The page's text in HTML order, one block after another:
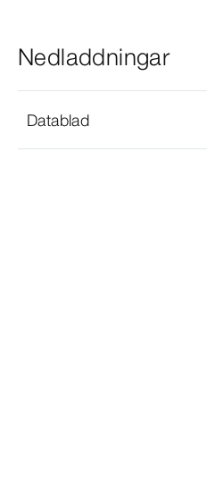
Nedladdningar
Datablad